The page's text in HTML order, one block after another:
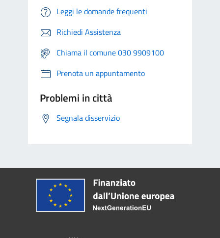
Leggi le domande frequenti
Richiedi Assistenza
Chiama il comune 030 9909100
Prenota un appuntamento
Problemi in città
Segnala disservizio